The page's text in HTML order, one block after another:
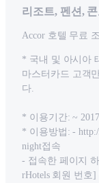
리조트, 펜션,
Accor 호텔 무료
* 국내 및 아시아
마스터카드 고객
다.
* 이용기간: ~
* 이용방법: -
night접속
- 접속한 페이지
rHotels 회원 번호